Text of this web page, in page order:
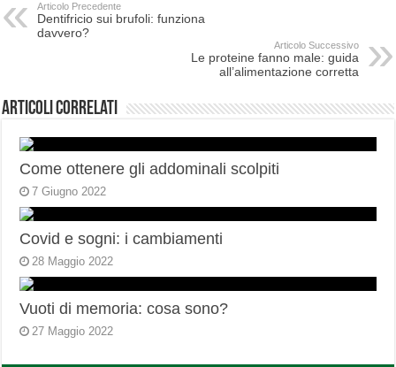
Articolo Precedente
Dentifricio sui brufoli: funziona
davvero?
Articolo Successivo
Le proteine fanno male: guida
all’alimentazione corretta
Articoli correlati
Come ottenere gli addominali scolpiti
7 Giugno 2022
Covid e sogni: i cambiamenti
28 Maggio 2022
Vuoti di memoria: cosa sono?
27 Maggio 2022